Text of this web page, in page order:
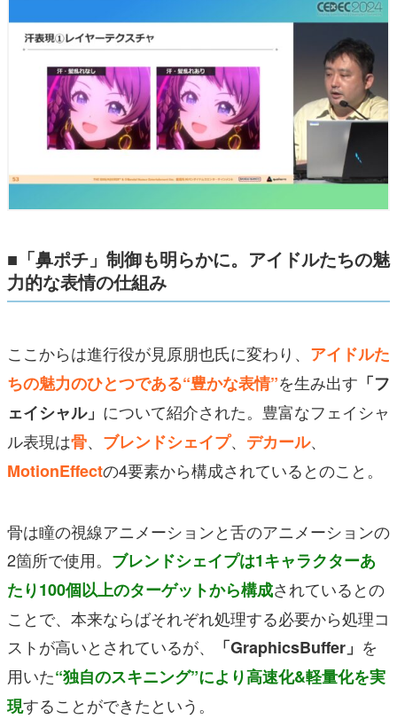
■「鼻ポチ」制御も明らかに。アイドルたちの魅
力的な表情の仕組み
ここからは進行役が見原朋也氏に変わり、 アイドルた
ちの魅力のひとつである“豊かな表情”を生み出す 「フ
ェイシャル」 について紹介された。豊富なフェイシャ
ル表現は骨、 ブレンドシェイプ、 デカール、
MotionEffectの4要素から構成されているとのこと。
骨は瞳の視線アニメーションと舌のアニメーションの
2箇所で使用。 ブレンドシェイプは1キャラクターあ
たり100個以上のターゲットから構成されているとの
ことで、本来ならばそれぞれ処理する必要から処理コ
ストが高いとされているが、
「GraphicsBuffer」 を
用いた“独自のスキニング”により高速化&軽量化を実
現することができたという。